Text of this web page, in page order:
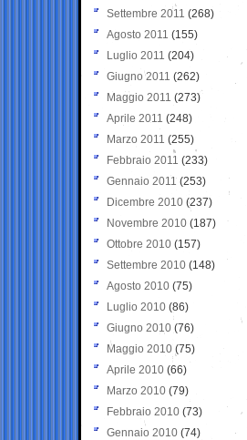
Settembre 2011 (268)
Agosto 2011 (155)
Luglio 2011 (204)
Giugno 2011 (262)
Maggio 2011 (273)
Aprile 2011 (248)
Marzo 2011 (255)
Febbraio 2011 (233)
Gennaio 2011 (253)
Dicembre 2010 (237)
Novembre 2010 (187)
Ottobre 2010 (157)
Settembre 2010 (148)
Agosto 2010 (75)
Luglio 2010 (86)
Giugno 2010 (76)
Maggio 2010 (75)
Aprile 2010 (66)
Marzo 2010 (79)
Febbraio 2010 (73)
Gennaio 2010 (74)